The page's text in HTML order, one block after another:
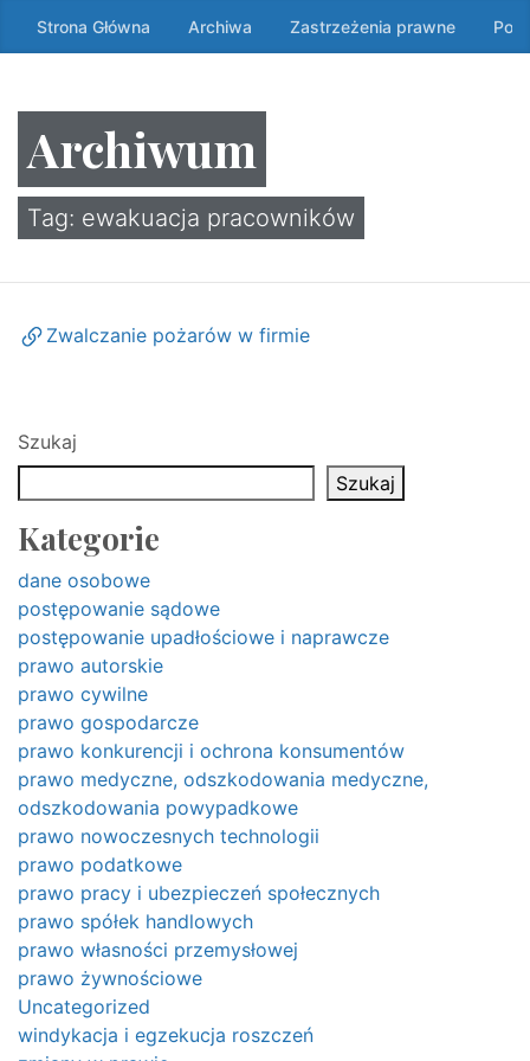
Przeskocz
do
↷
Strona Główna Archiwa Zastrzeżenia prawne
Archiwum
Tag: ewakuacja pracowników
Zwalczanie pożarów w firmie
Szukaj
Szukaj
Kategorie
dane osobowe
postępowanie sądowe
postępowanie upadłościowe i naprawcze
prawo autorskie
prawo cywilne
prawo gospodarcze
prawo konkurencji i ochrona konsumentów
prawo medyczne, odszkodowania medyczne,
odszkodowania powypadkowe
prawo nowoczesnych technologii
prawo podatkowe
prawo pracy i ubezpieczeń społecznych
prawo spółek handlowych
prawo własności przemysłowej
prawo żywnościowe
Uncategorized
windykacja i egzekucja roszczeń